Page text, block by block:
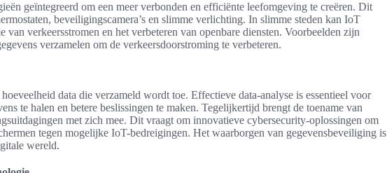
geïntegreerd om een meer verbonden en efficiënte leefomgeving te creëren. Dit
beveiligingscamera’s en slimme verlichting. In slimme steden kan IoT
verkeersstromen en het verbeteren van openbare diensten. Voorbeelden zijn
verzamelen om de verkeersdoorstroming te verbeteren.
data die verzameld wordt toe. Effectieve data-analyse is essentieel voor
te halen en betere beslissingen te maken. Tegelijkertijd brengt de toename van
met zich mee. Dit vraagt om innovatieve cybersecurity-oplossingen om
tegen mogelijke IoT-bedreigingen. Het waarborgen van gegevensbeveiliging is
wereld.